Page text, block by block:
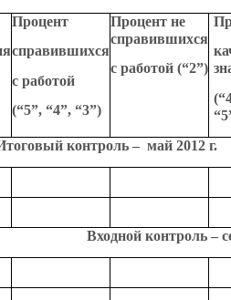
Процент
справившихся
с работой
(“5”, “4”, “3”)
Процент не
справившихся
с работой (“2”)
контроль – май 2012 г.
–